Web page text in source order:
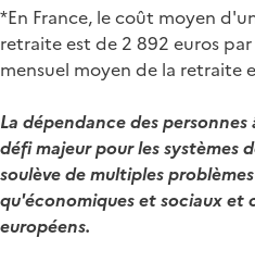
*En France, le coût moyen
retraite est de 2 892 euros
mensuel moyen de la retraite
La dépendance des
défi majeur pour les systèmes
soulève de multiples
qu'économiques et sociaux et
européens.